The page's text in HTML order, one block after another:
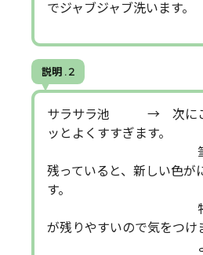
でジャブジャブ洗います。
説明 . 2
サラサラ池 → 次にこ
ッとよくすすぎます。
筆に前使
残っていると、新しい色が
す。
特に筆の
が残りやすいので気をつけ
よくすす